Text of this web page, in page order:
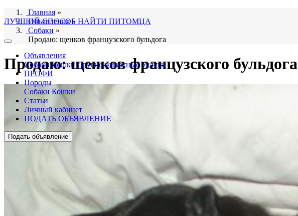
ЛУЧШИЙ СПОСОБ НАЙТИ ПИТОМЦА
Объявления
Собаки Кошки Другие животные Услуги
ПРОФИ
Породы
Собаки Кошки
Статьи
Личный кабинет
ПОДАТЬ ОБЪЯВЛЕНИЕ
Подать объявление
Главная »
Объявления»
Собаки »
Продаю: щенков французского бульдога
Продаю: щенков французского бульдога